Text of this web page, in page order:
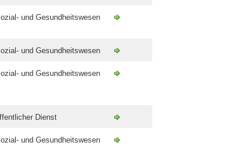
und Gesundheitswesen
und Gesundheitswesen
und Gesundheitswesen
Dienst
und Gesundheitswesen